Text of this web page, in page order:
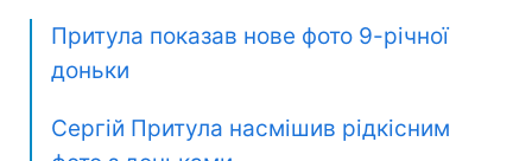
Притула показав нове фото 9-річної
доньки
Сергій Притула насмішив рідкісним